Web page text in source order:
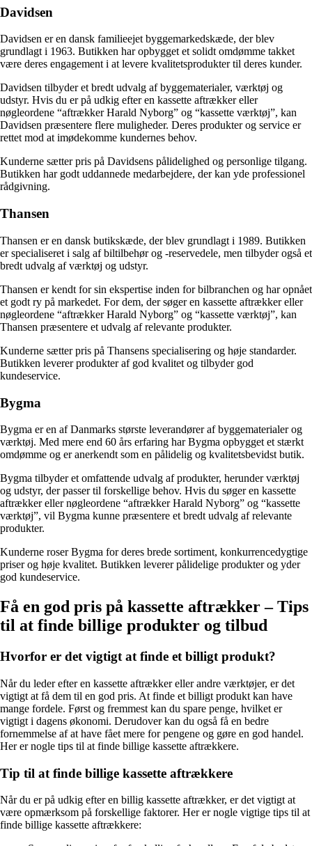
Davidsen
Davidsen er en dansk familieejet byggemarkedskæde, der blev
grundlagt i 1963. Butikken har opbygget et solidt omdømme takket
være deres engagement i at levere kvalitetsprodukter til deres kunder.
Davidsen tilbyder et bredt udvalg af byggematerialer, værktøj og
udstyr. Hvis du er på udkig efter en kassette aftrækker eller
nøgleordene “aftrækker Harald Nyborg” og “kassette værktøj”, kan
Davidsen præsentere flere muligheder. Deres produkter og service er
rettet mod at imødekomme kundernes behov.
Kunderne sætter pris på Davidsens pålidelighed og personlige tilgang.
Butikken har godt uddannede medarbejdere, der kan yde professionel
rådgivning.
Thansen
Thansen er en dansk butikskæde, der blev grundlagt i 1989. Butikken
er specialiseret i salg af biltilbehør og -reservedele, men tilbyder også et
bredt udvalg af værktøj og udstyr.
Thansen er kendt for sin ekspertise inden for bilbranchen og har opnået
et godt ry på markedet. For dem, der søger en kassette aftrækker eller
nøgleordene “aftrækker Harald Nyborg” og “kassette værktøj”, kan
Thansen præsentere et udvalg af relevante produkter.
Kunderne sætter pris på Thansens specialisering og høje standarder.
Butikken leverer produkter af god kvalitet og tilbyder god
kundeservice.
Bygma
Bygma er en af Danmarks største leverandører af byggematerialer og
værktøj. Med mere end 60 års erfaring har Bygma opbygget et stærkt
omdømme og er anerkendt som en pålidelig og kvalitetsbevidst butik.
Bygma tilbyder et omfattende udvalg af produkter, herunder værktøj
og udstyr, der passer til forskellige behov. Hvis du søger en kassette
aftrækker eller nøgleordene “aftrækker Harald Nyborg” og “kassette
værktøj”, vil Bygma kunne præsentere et bredt udvalg af relevante
produkter.
Kunderne roser Bygma for deres brede sortiment, konkurrencedygtige
priser og høje kvalitet. Butikken leverer pålidelige produkter og yder
god kundeservice.
Få en god pris på kassette aftrækker – Tips
til at finde billige produkter og tilbud
Hvorfor er det vigtigt at finde et billigt produkt?
Når du leder efter en kassette aftrækker eller andre værktøjer, er det
vigtigt at få dem til en god pris. At finde et billigt produkt kan have
mange fordele. Først og fremmest kan du spare penge, hvilket er
vigtigt i dagens økonomi. Derudover kan du også få en bedre
fornemmelse af at have fået mere for pengene og gøre en god handel.
Her er nogle tips til at finde billige kassette aftrækkere.
Tip til at finde billige kassette aftrækkere
Når du er på udkig efter en billig kassette aftrækker, er det vigtigt at
være opmærksom på forskellige faktorer. Her er nogle vigtige tips til at
finde billige kassette aftrækkere: